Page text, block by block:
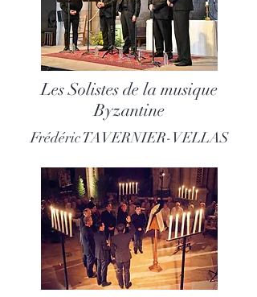
Les Solistes de la musique
Byzantine
Frédéric TAVERNIER-VELLAS